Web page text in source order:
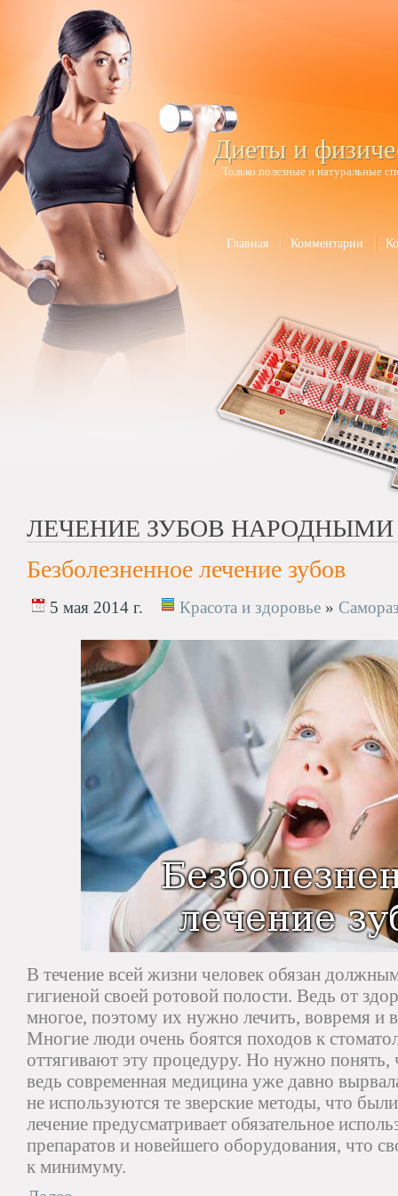
Диеты и
Только полезные и натуральные
Главная Комментарии
ЛЕЧЕНИЕ ЗУБОВ
Безболезненное лечение зубов
5 мая 2014 г. Красота и здоровье »
В течение всей жизни человек обязан
гигиеной своей ротовой полости. Ведь от
многое, поэтому их нужно лечить, вовремя и
Многие люди очень боятся походов к
оттягивают эту процедуру. Но нужно понять,
ведь современная медицина уже давно
не используются те зверские методы, что
лечение предусматривает обязательное
препаратов и новейшего оборудования, что
к минимуму.